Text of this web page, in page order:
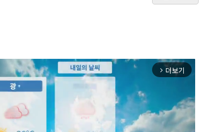
arrow_forward_ios 더보기